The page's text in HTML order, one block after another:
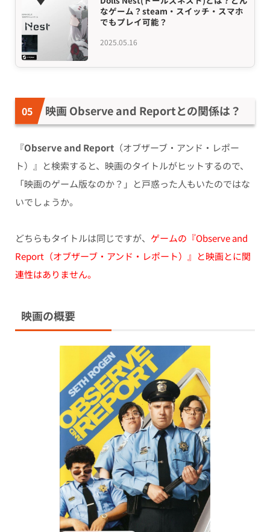
2025.05.16
なゲーム？steam・スイッチ・スマホ
でもプレイ可能？
映画 Observe and Reportとの関係は？
『Observe and Report（オブザーブ・アンド・レポー
ト）』と検索すると、映画のタイトルがヒットするので、
「映画のゲーム版なのか？」と戸惑った人もいたのではな
いでしょうか。
どちらもタイトルは同じですが、 ゲームの『Observe and
Report（オブザーブ・アンド・レポート）』と映画とに関
連性はありません。
映画の概要